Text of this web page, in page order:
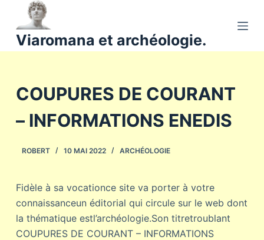
a
u
n
Viaromana et archéologie.
COUPURES DE COURANT
– INFORMATIONS ENEDIS
ROBERT 10 MAI 2022 ARCHÉOLOGIE
Fidèle à sa vocationce site va porter à votre
connaissanceun éditorial qui circule sur le web dont
la thématique estl’archéologie.Son titretroublant
COUPURES DE COURANT – INFORMATIONS